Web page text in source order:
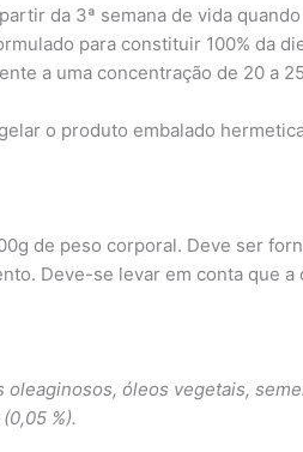
da 3ª semana de vida
para constituir 100% da
a uma concentração de 20 a
o produto embalado
de peso corporal. Deve ser
Deve-se levar em conta que
óleos vegetais,
%).